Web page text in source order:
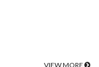
VIEW MORE